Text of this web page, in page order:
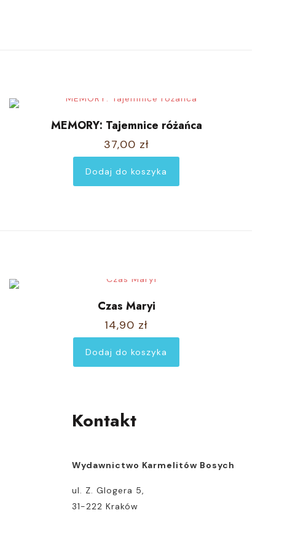
MEMORY: Tajemnice różańca
37,00 zł
Dodaj do koszyka
Czas Maryi
14,90 zł
Dodaj do koszyka
Kontakt
Wydawnictwo Karmelitów Bosych
ul. Z. Glogera 5,
31-222 Kraków